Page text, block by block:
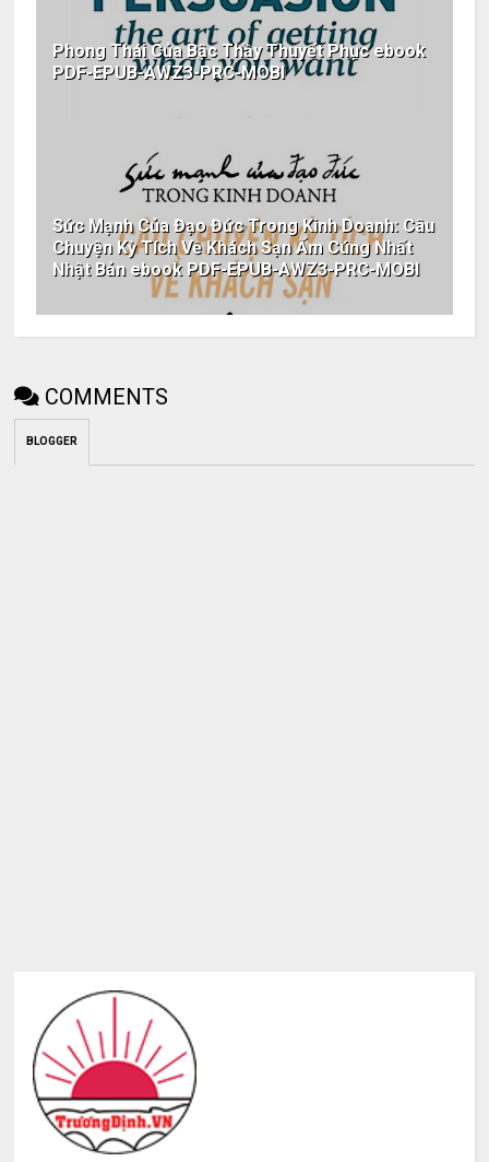
Phong Thái Của Bậc Thầy Thuyết Phục ebook
PDF-EPUB-AWZ3-PRC-MOBI
Sức Mạnh Của Đạo Đức Trong Kinh Doanh: Câu
Chuyện Kỳ Tích Về Khách Sạn Ấm Cúng Nhất
Nhật Bản ebook PDF-EPUB-AWZ3-PRC-MOBI
COMMENTS
BLOGGER